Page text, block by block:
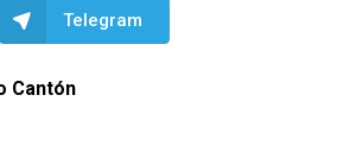
Telegram
Cantón